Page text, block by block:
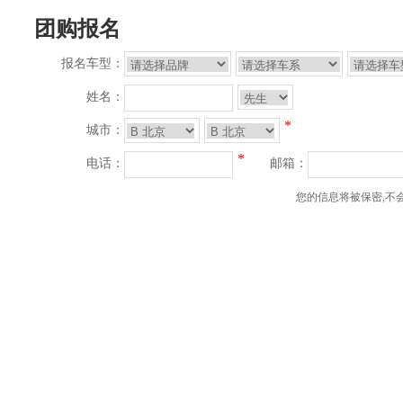
团购报名
报名车型：
姓名：
城市： *
电话： * 邮箱：
您的信息将被保密,不